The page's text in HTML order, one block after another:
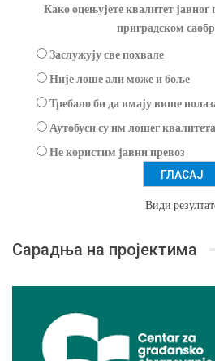
Како оцењујете квалитет јавног
приградском
Заслужују све похвале
Није лоше али може и боље
Требало би да имају више
Аутобуси су им лошег
Не користим јавни превоз
Види
Сарадња на пројектима